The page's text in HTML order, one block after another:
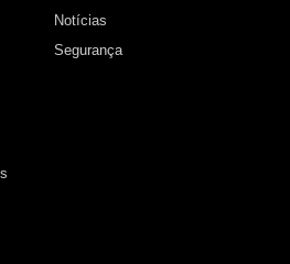
Notícias
Segurança